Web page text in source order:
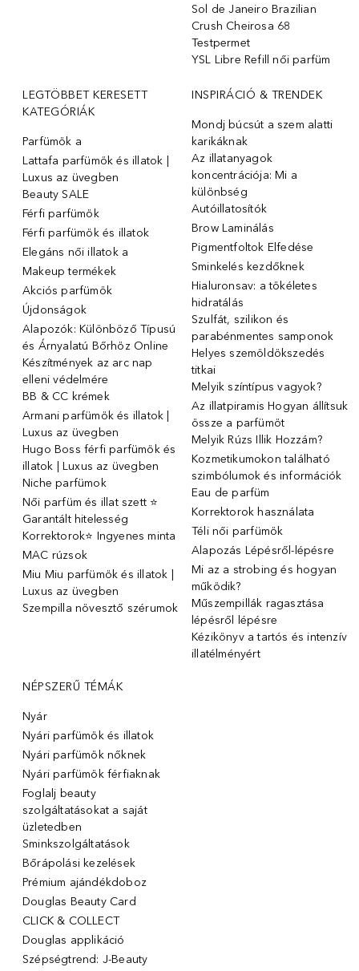
Sol de Janeiro Brazilian
Crush Cheirosa 68
Testpermet
YSL Libre Refill női parfüm
LEGTÖBBET KERESETT
KATEGÓRIÁK
Parfümök ️a
Lattafa parfümök és illatok |
Luxus az üvegben
Beauty SALE
Férfi parfümök
Férfi parfümök és illatok
Elegáns női illatok ️a
Makeup termékek
Akciós parfümök
Újdonságok
Alapozók: Különböző Típusú
és Árnyalatú Bőrhöz Online
Készítmények az arc nap
elleni védelmére
BB & CC krémek
Armani parfümök és illatok |
Luxus az üvegben
Hugo Boss férfi parfümök és
illatok | Luxus az üvegben
Niche parfümok
Női parfüm és illat szett ⭐
Garantált hitelesség
Korrektorok⭐ Ingyenes minta
MAC rúzsok
Miu Miu parfümök és illatok |
Luxus az üvegben
Szempilla növesztő szérumok
INSPIRÁCIÓ & TRENDEK
Mondj búcsút a szem alatti
karikáknak
Az illatanyagok
koncentrációja: Mi a
különbség
Autóillatosítók
Brow Laminálás
Pigmentfoltok Elfedése
Sminkelés kezdőknek
Hialuronsav: a tökéletes
hidratálás
Szulfát, szilikon és
parabénmentes samponok
Helyes szemöldökszedés
titkai
Melyik színtípus vagyok?
Az illatpiramis Hogyan állítsuk
össze a parfümöt
Melyik Rúzs Illik Hozzám?
Kozmetikumokon található
szimbólumok és információk
Eau de parfüm
Korrektorok használata
Téli női parfümök
Alapozás Lépésről-lépésre
Mi az a strobing és hogyan
működik?
Műszempillák ragasztása
lépésről lépésre
Kézikönyv a tartós és intenzív
illatélményért
NÉPSZERŰ TÉMÁK
Nyár
Nyári parfümök és illatok
Nyári parfümök nőknek
Nyári parfümök férfiaknak
Foglalj beauty
szolgáltatásokat a saját
üzletedben
Sminkszolgáltatások
Bőrápolási kezelések
Prémium ajándékdoboz
Douglas Beauty Card
CLICK & COLLECT
Douglas applikáció
Szépségtrend: J-Beauty